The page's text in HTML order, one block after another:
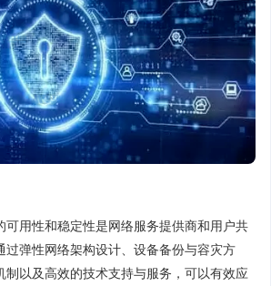
可用性和稳定性是网络服务提供商和用户共
过弹性网络架构设计、设备备份与容灾方
制以及高效的技术支持与服务，可以有效应